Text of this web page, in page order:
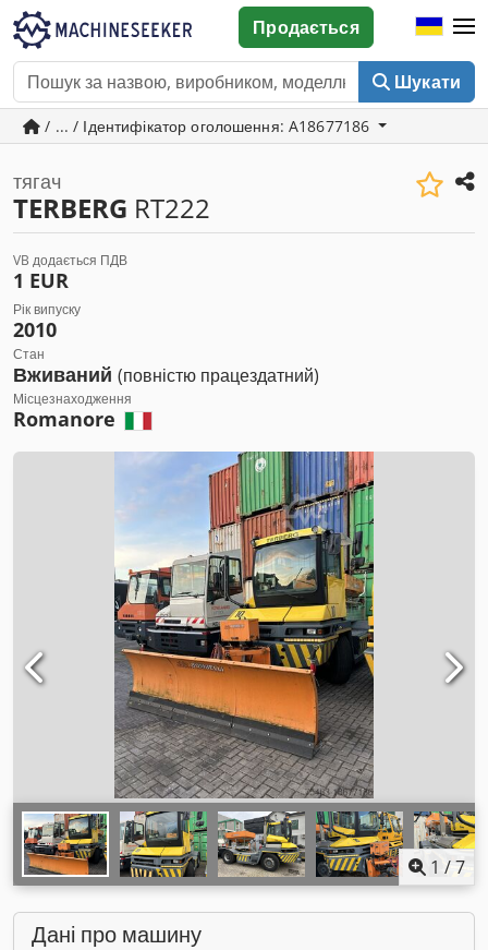
Шукати
Продається
/ ... / Ідентифікатор оголошення: A18677186
тягач
TERBERG RT222
VB додається ПДВ
1 EUR
Рік випуску
2010
Стан
Вживаний (повністю працездатний)
Місцезнаходження
Romanore
1 /7
Дані про машину